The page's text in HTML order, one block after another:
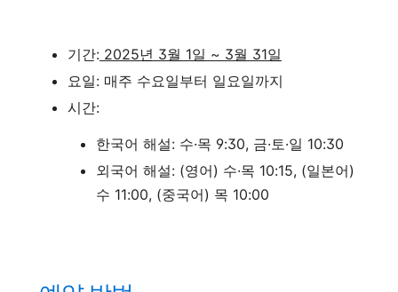
기간: 2025년 3월 1일 ~ 3월 31일
요일: 매주 수요일부터 일요일까지
시간:
한국어 해설: 수·목 9:30, 금·토·일 10:30
외국어 해설: (영어) 수·목 10:15, (일본어)
수 11:00, (중국어) 목 10:00